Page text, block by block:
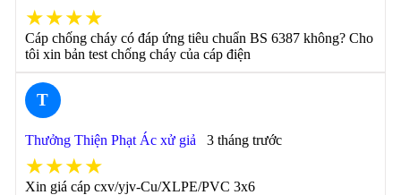
★★★★
Cáp chống cháy có đáp ứng tiêu chuẩn BS 6387 không? Cho
tôi xin bản test chống cháy của cáp điện
T
Thưởng Thiện Phạt Ác xử giả 3 tháng trước
★★★★
Xin giá cáp cxv/yjv-Cu/XLPE/PVC 3x6